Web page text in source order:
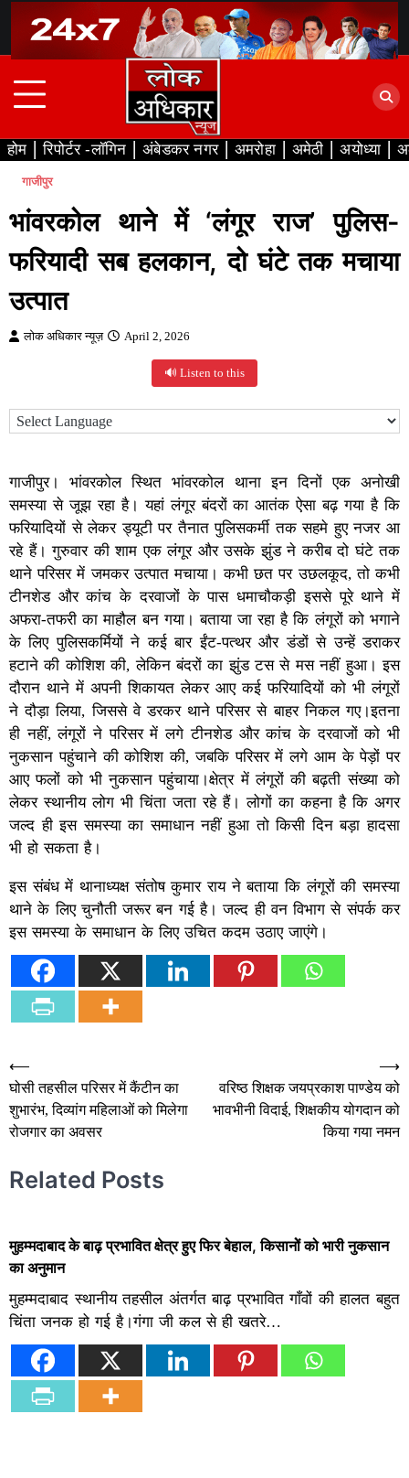
content
होम रिपोर्टर -लॉगिन अंबेडकर नगर अमरोहा अमेठी अयोध्या
गाजीपुर
भांवरकोल थाने में ‘लंगूर राज’ पुलिस-
फरियादी सब हलकान, दो घंटे तक मचाया
उत्पात
लोक अधिकार न्यूज़ April 2, 2026
🔊 Listen to this
गाजीपुर। भांवरकोल स्थित भांवरकोल थाना इन दिनों एक अनोखी
समस्या से जूझ रहा है। यहां लंगूर बंदरों का आतंक ऐसा बढ़ गया है कि
फरियादियों से लेकर ड्यूटी पर तैनात पुलिसकर्मी तक सहमे हुए नजर आ
रहे हैं। गुरुवार की शाम एक लंगूर और उसके झुंड ने करीब दो घंटे तक
थाने परिसर में जमकर उत्पात मचाया। कभी छत पर उछलकूद, तो कभी
टीनशेड और कांच के दरवाजों के पास धमाचौकड़ी इससे पूरे थाने में
अफरा-तफरी का माहौल बन गया। बताया जा रहा है कि लंगूरों को भगाने
के लिए पुलिसकर्मियों ने कई बार ईंट-पत्थर और डंडों से उन्हें डराकर
हटाने की कोशिश की, लेकिन बंदरों का झुंड टस से मस नहीं हुआ। इस
दौरान थाने में अपनी शिकायत लेकर आए कई फरियादियों को भी लंगूरों
ने दौड़ा लिया, जिससे वे डरकर थाने परिसर से बाहर निकल गए।इतना
ही नहीं, लंगूरों ने परिसर में लगे टीनशेड और कांच के दरवाजों को भी
नुकसान पहुंचाने की कोशिश की, जबकि परिसर में लगे आम के पेड़ों पर
आए फलों को भी नुकसान पहुंचाया।क्षेत्र में लंगूरों की बढ़ती संख्या को
लेकर स्थानीय लोग भी चिंता जता रहे हैं। लोगों का कहना है कि अगर
जल्द ही इस समस्या का समाधान नहीं हुआ तो किसी दिन बड़ा हादसा
भी हो सकता है।
इस संबंध में थानाध्यक्ष संतोष कुमार राय ने बताया कि लंगूरों की समस्या
थाने के लिए चुनौती जरूर बन गई है। जल्द ही वन विभाग से संपर्क कर
इस समस्या के समाधान के लिए उचित कदम उठाए जाएंगे।
Post
navigation
⟵
घोसी तहसील परिसर में कैंटीन का
शुभारंभ, दिव्यांग महिलाओं को मिलेगा
रोजगार का अवसर
वरिष्ठ शिक्षक जयप्रकाश पाण्डेय को
भावभीनी विदाई, शिक्षकीय योगदान को
किया गया नमन
⟶
Related Posts
मुहम्मदाबाद के बाढ़ प्रभावित क्षेत्र हुए फिर बेहाल, किसानोें को भारी नुकसान
का अनुमान
मुहम्मदाबाद स्थानीय तहसील अंतर्गत बाढ़ प्रभावित गाँवों की हालत बहुत
चिंता जनक हो गई है।गंगा जी कल से ही खतरे…